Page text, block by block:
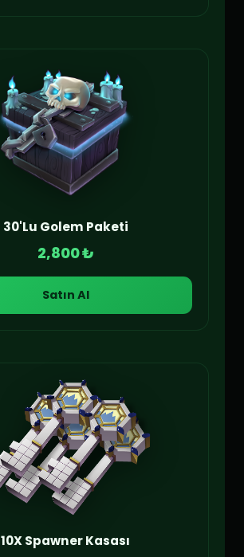
30'Lu Golem Paketi
2,800 ₺
Satın Al
10X Spawner Kasası